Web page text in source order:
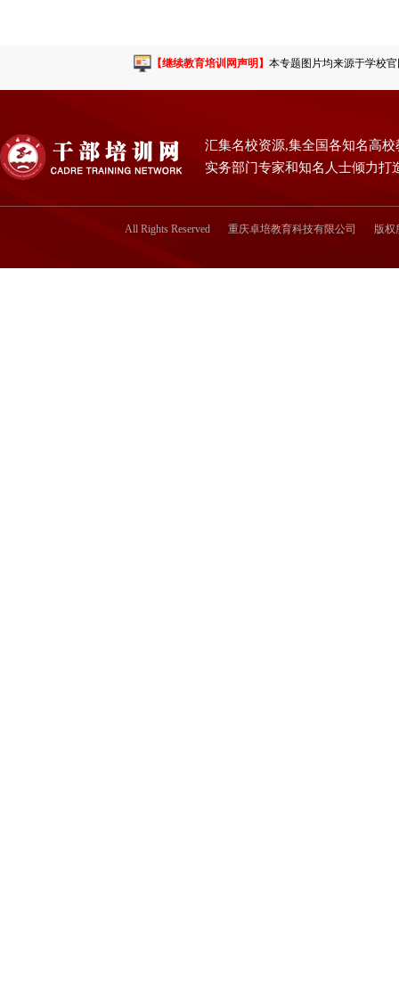
【继续教育培训网声明】 本专题图片均来源于学校
汇集名校资源,集全国各知名高校
实务部门专家和知名人士倾力打
All Rights Reserved 重庆卓培教育科技有限公司 版权